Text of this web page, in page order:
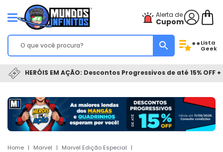
Alerta de
Cupom
**Lista
Geek
HERÓIS EM AÇÃO: Descontos Progressivos de até 15% OFF
Home | Marvel | Marvel Edição Especial
|